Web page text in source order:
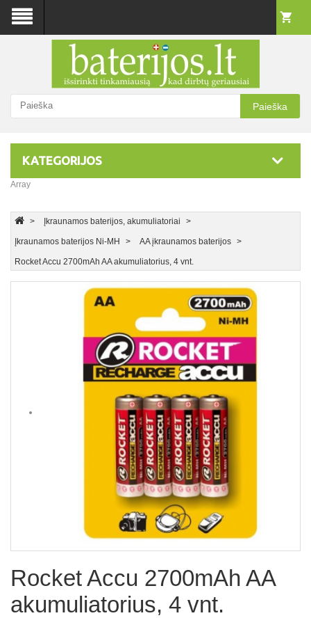
Paieška
KATEGORIJOS
Array
Įkraunamos baterijos, akumuliatoriai
Įkraunamos baterijos Ni-MH AA įkraunamos baterijos
Rocket Accu 2700mAh AA akumuliatorius, 4 vnt.
Rocket Accu 2700mAh AA
akumuliatorius, 4 vnt.